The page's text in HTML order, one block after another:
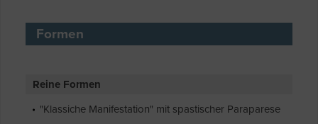
Formen
Reine Formen
"Klassiche Manifestation" mit spastischer Paraparese